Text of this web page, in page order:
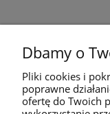
Dbamy o
Pliki cookies i
poprawne
ofertę do Twoich